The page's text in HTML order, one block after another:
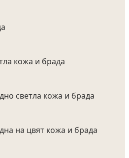
кожа и брада
светла кожа и брада
на цвят кожа и брада